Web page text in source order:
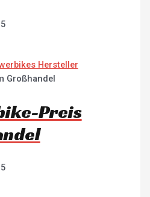
Großhandel
Preis